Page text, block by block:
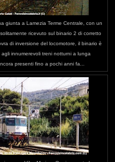
giunta a Lamezia Terme Centrale, con un
ricevuto sul binario 2 di corretto
di inversione del locomotore, il binario è
innumerevoli treni notturni a lunga
presenti fino a pochi anni fa...